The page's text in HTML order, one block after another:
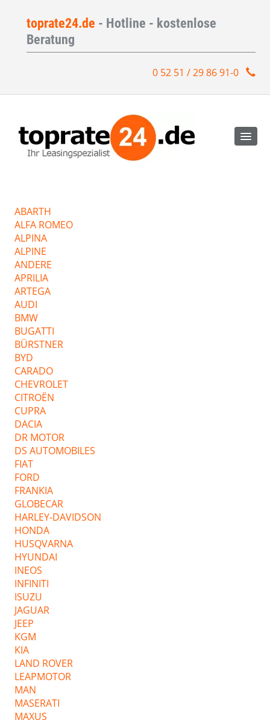
toprate24.de - Hotline - kostenlose
Beratung
0 52 51 / 29 86 91-0
ABARTH
ALFA ROMEO
ALPINA
ALPINE
ANDERE
APRILIA
ARTEGA
AUDI
BMW
BUGATTI
BÜRSTNER
BYD
CARADO
CHEVROLET
CITROËN
CUPRA
DACIA
DR MOTOR
DS AUTOMOBILES
FIAT
FORD
FRANKIA
GLOBECAR
HARLEY-DAVIDSON
HONDA
HUSQVARNA
HYUNDAI
INEOS
INFINITI
ISUZU
JAGUAR
JEEP
KGM
KIA
LAND ROVER
LEAPMOTOR
MAN
MASERATI
MAXUS